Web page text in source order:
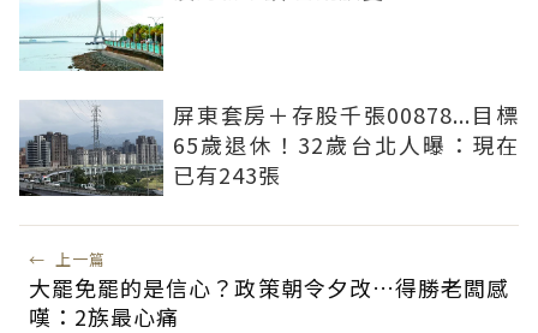
屏東套房＋存股千張00878...目標
65歲退休！32歲台北人曝：現在
已有243張
← 上一篇
大罷免罷的是信心？政策朝令夕改…得勝老闆感
嘆：2族最心痛